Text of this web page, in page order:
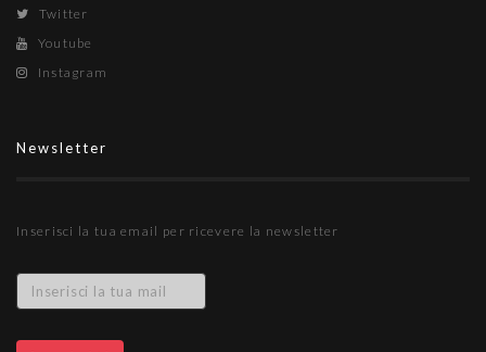
Twitter
Youtube
Instagram
Newsletter
Inserisci la tua email per ricevere la newsletter